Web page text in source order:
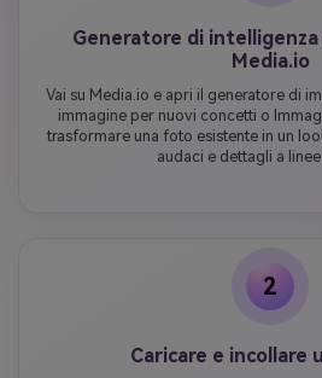
Generatore di
Media.io
Vai su Media.io e apri il generatore di
immagine per nuovi concetti o
trasformare una foto esistente in un
audaci e dettagli a
2
Caricare e incollare